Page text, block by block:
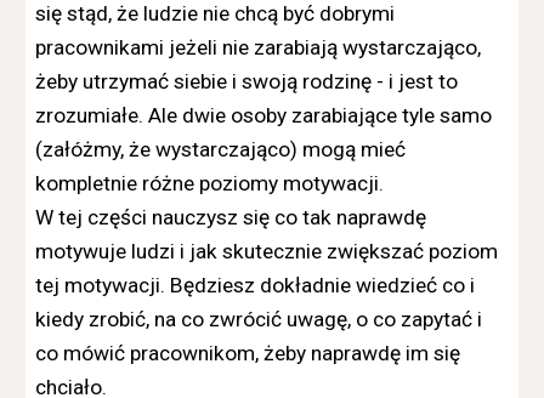
się stąd, że ludzie nie chcą być dobrymi
pracownikami jeżeli nie zarabiają wystarczająco,
żeby utrzymać siebie i swoją rodzinę - i jest to
zrozumiałe. Ale dwie osoby zarabiające tyle samo
(załóżmy, że wystarczająco) mogą mieć
kompletnie różne poziomy motywacji.
W tej części nauczysz się co tak naprawdę
motywuje ludzi i jak skutecznie zwiększać poziom
tej motywacji. Będziesz dokładnie wiedzieć co i
kiedy zrobić, na co zwrócić uwagę, o co zapytać i
co mówić pracownikom, żeby naprawdę im się
chciało.